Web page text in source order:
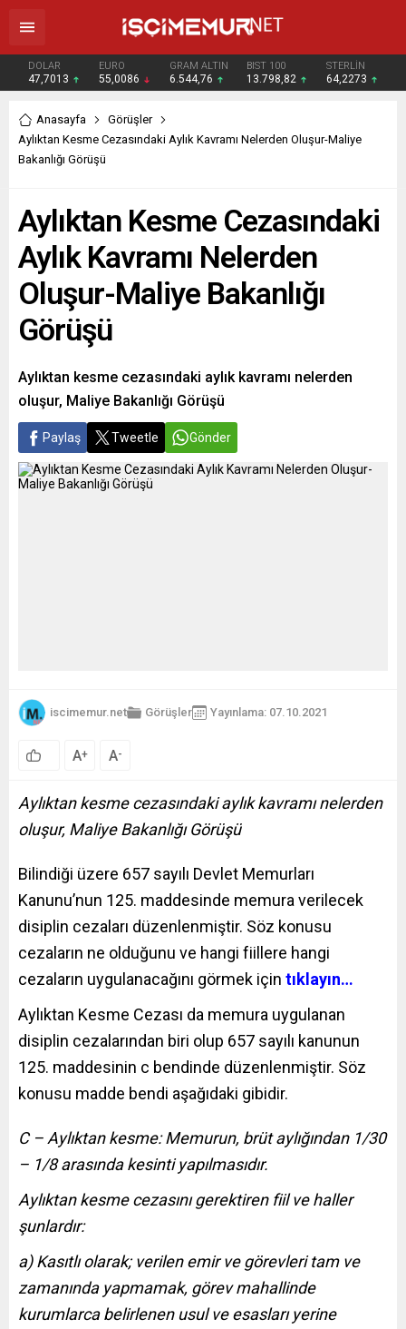
DOLAR
47,7013
EURO
55,0086
GRAM ALTIN
6.544,76
BIST 100
13.798,82
STERLİN
64,2273
Anasayfa
Görüşler
Aylıktan Kesme Cezasındaki Aylık Kavramı Nelerden Oluşur-Maliye
Bakanlığı Görüşü
Aylıktan Kesme Cezasındaki
Aylık Kavramı Nelerden
Oluşur-Maliye Bakanlığı
Görüşü
Aylıktan kesme cezasındaki aylık kavramı nelerden
oluşur, Maliye Bakanlığı Görüşü
Paylaş Tweetle Gönder
iscimemur.net Görüşler Yayınlama: 07.10.2021
A+ A-
Aylıktan kesme cezasındaki aylık kavramı nelerden
oluşur, Maliye Bakanlığı Görüşü
Bilindiği üzere 657 sayılı Devlet Memurları
Kanunu’nun 125. maddesinde memura verilecek
disiplin cezaları düzenlenmiştir. Söz konusu
cezaların ne olduğunu ve hangi fiillere hangi
cezaların uygulanacağını görmek için tıklayın…
Aylıktan Kesme Cezası da memura uygulanan
disiplin cezalarından biri olup 657 sayılı kanunun
125. maddesinin c bendinde düzenlenmiştir. Söz
konusu madde bendi aşağıdaki gibidir.
C – Aylıktan kesme: Memurun, brüt aylığından 1/30
– 1/8 arasında kesinti yapılmasıdır.
Aylıktan kesme cezasını gerektiren fiil ve haller
şunlardır:
a) Kasıtlı olarak; verilen emir ve görevleri tam ve
zamanında yapmamak, görev mahallinde
kurumlarca belirlenen usul ve esasları yerine